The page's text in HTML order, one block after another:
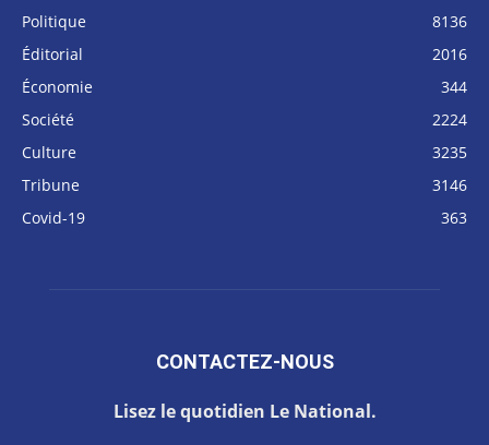
Politique
8136
Éditorial
2016
Économie
344
Société
2224
Culture
3235
Tribune
3146
Covid-19
363
CONTACTEZ-NOUS
Lisez le quotidien Le National.